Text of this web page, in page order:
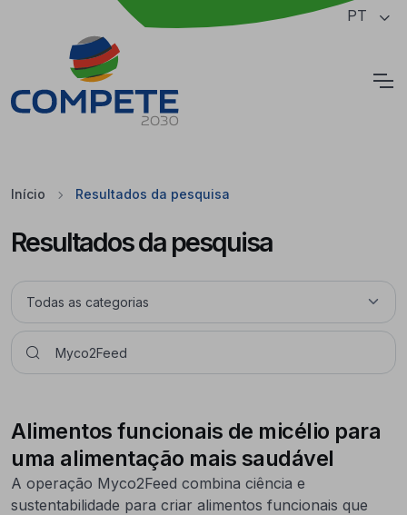
Saltar para o conteúdo principal da página PT
Início Resultados da pesquisa
Resultados da pesquisa
Alimentos funcionais de micélio para
uma alimentação mais saudável
A operação Myco2Feed combina ciência e
sustentabilidade para criar alimentos funcionais que